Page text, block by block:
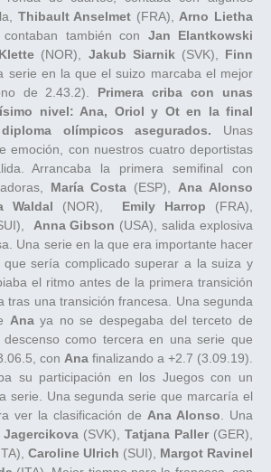
Thibault Anselmet (FRA),Arno Lietha
también con Jan Elantkowski
(NOR), Jakub Siarnik(SVK), Finn
serie en la que el suizo marcaba el mejor
de 2.43.2). Primera criba con unas
nivel: Ana, Oriol y Ot en la final
olímpicos asegurados. Unas
emoción, con nuestros cuatro deportistas
Arrancaba la primera semifinal con
María Costa (ESP),Ana Alonso
Waldal (NOR), Emily Harrop (FRA),
Anna Gibson (USA), salida explosiva
Una serie en la que era importante hacer
sería complicado superar a la suiza y
el ritmo antes de la primera transición
tras una transición francesa. Una segunda
Anaya no se despegaba del terceto de
como tercera en una serie que
con Ana finalizando a +2.7 (3.09.19).
su participación en los Juegos con un
serie. Una segunda serie que marcaría el
ver la clasificación de Ana Alonso. Una
Jagercikova (SVK), Tatjana Paller(GER),
Caroline Ulrich (SUI), Margot Ravinel